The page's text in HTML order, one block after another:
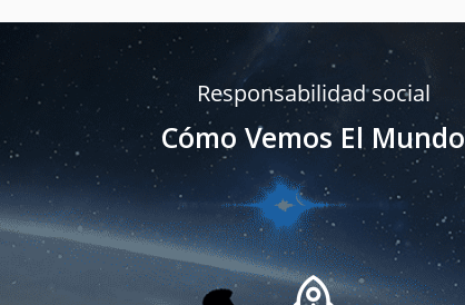
Responsabilidad social
Cómo Vemos El Mundo